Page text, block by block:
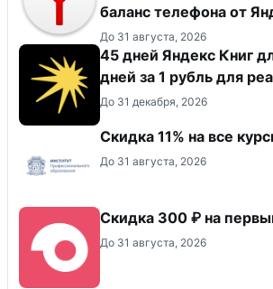
баланс телефона от
До 31 августа, 2026
45 дней Яндекс Книг
дней за 1 рубль для
До 31 декабря, 2026
Скидка 11% на все
До 31 августа, 2026
Скидка 300 ₽ на
До 31 августа, 2026